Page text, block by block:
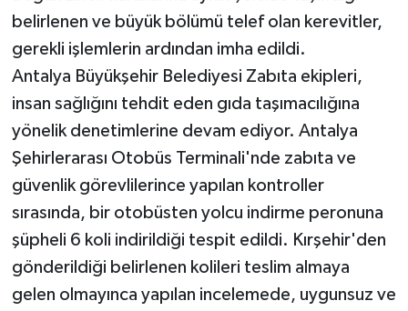
belirlenen ve büyük bölümü telef olan kerevitler,
gerekli işlemlerin ardından imha edildi.
Antalya Büyükşehir Belediyesi Zabıta ekipleri,
insan sağlığını tehdit eden gıda taşımacılığına
yönelik denetimlerine devam ediyor. Antalya
Şehirlerarası Otobüs Terminali'nde zabıta ve
güvenlik görevlilerince yapılan kontroller
sırasında, bir otobüsten yolcu indirme peronuna
şüpheli 6 koli indirildiği tespit edildi. Kırşehir'den
gönderildiği belirlenen kolileri teslim almaya
gelen olmayınca yapılan incelemede, uygunsuz ve
Sağlık
Siyaset
Sosyal medya
Spor
Teknoloji
Turizm